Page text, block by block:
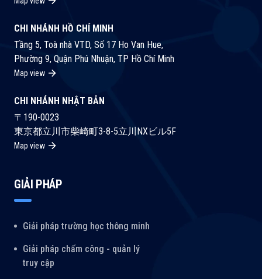
CHI NHÁNH HỒ CHÍ MINH
Tầng 5, Toà nhà VTD, Số 17 Ho Van Hue,
Phường 9, Quận Phú Nhuận, TP Hồ Chí Minh
Map view
CHI NHÁNH NHẬT BẢN
〒190-0023
東京都立川市柴崎町3-8-5立川NXビル5F
Map view
GIẢI PHÁP
Giải pháp trường học thông minh
Giải pháp chấm công - quản lý
truy cập